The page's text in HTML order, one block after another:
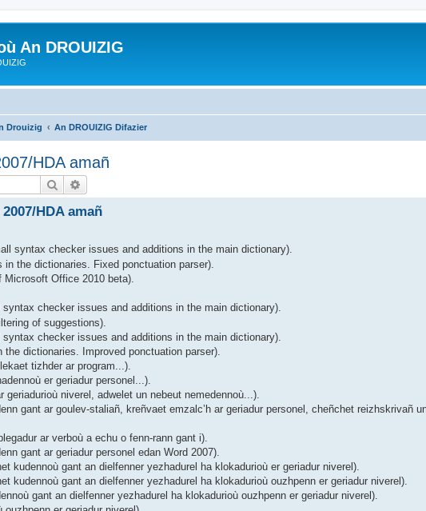
An DROUIZIG
Drouizig An DROUIZIG Difazier
HDA amañ
Rechercher
HDA amañ
syntax checker issues and additions in the main dictionary).
the dictionaries. Fixed ponctuation parser).
Office 2010 beta).
checker issues and additions in the main dictionary).
of suggestions).
checker issues and additions in the main dictionary).
dictionaries. Improved ponctuation parser).
tizhder ar program...).
er geriadur personel...).
niverel, adwelet un nebeut nemedennoù...).
gant ar goulev-staliañ, kreñvaet emzalc’h ar geriadur personel, cheñchet reizhskrivañ
ar verboù a echu o fenn-rann gant i).
gant ar geriadur personel edan Word 2007).
kudennoù gant an dielfenner yezhadurel ha klokadurioù er geriadur niverel).
kudennoù gant an dielfenner yezhadurel ha klokadurioù ouzhpenn er geriadur niverel).
gant an dielfenner yezhadurel ha klokadurioù ouzhpenn er geriadur niverel).